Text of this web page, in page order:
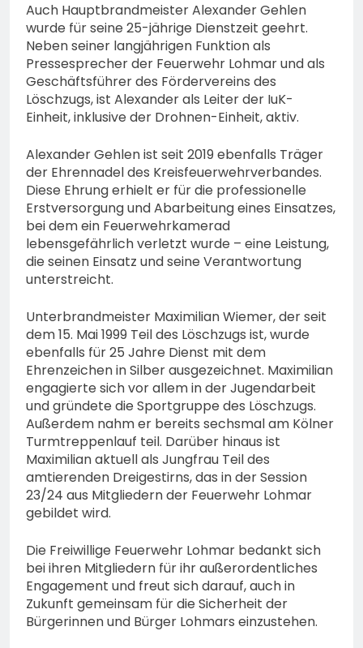
Auch Hauptbrandmeister Alexander Gehlen
wurde für seine 25-jährige Dienstzeit geehrt.
Neben seiner langjährigen Funktion als
Pressesprecher der Feuerwehr Lohmar und als
Geschäftsführer des Fördervereins des
Löschzugs, ist Alexander als Leiter der IuK-
Einheit, inklusive der Drohnen-Einheit, aktiv.
Alexander Gehlen ist seit 2019 ebenfalls Träger
der Ehrennadel des Kreisfeuerwehrverbandes.
Diese Ehrung erhielt er für die professionelle
Erstversorgung und Abarbeitung eines Einsatzes,
bei dem ein Feuerwehrkamerad
lebensgefährlich verletzt wurde – eine Leistung,
die seinen Einsatz und seine Verantwortung
unterstreicht.
Unterbrandmeister Maximilian Wiemer, der seit
dem 15. Mai 1999 Teil des Löschzugs ist, wurde
ebenfalls für 25 Jahre Dienst mit dem
Ehrenzeichen in Silber ausgezeichnet. Maximilian
engagierte sich vor allem in der Jugendarbeit
und gründete die Sportgruppe des Löschzugs.
Außerdem nahm er bereits sechsmal am Kölner
Turmtreppenlauf teil. Darüber hinaus ist
Maximilian aktuell als Jungfrau Teil des
amtierenden Dreigestirns, das in der Session
23/24 aus Mitgliedern der Feuerwehr Lohmar
gebildet wird.
Die Freiwillige Feuerwehr Lohmar bedankt sich
bei ihren Mitgliedern für ihr außerordentliches
Engagement und freut sich darauf, auch in
Zukunft gemeinsam für die Sicherheit der
Bürgerinnen und Bürger Lohmars einzustehen.